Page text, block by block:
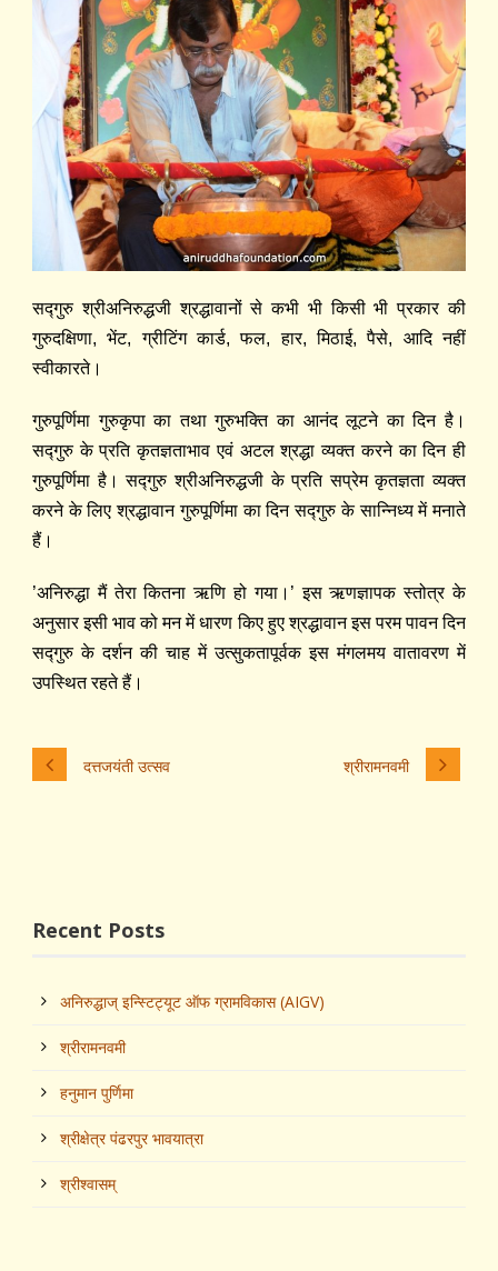
सद्‍गुरु श्रीअनिरुद्धजी श्रद्धावानों से कभी भी किसी भी प्रकार की
गुरुदक्षिणा, भेंट, ग्रीटिंग कार्ड, फल, हार, मिठाई, पैसे, आदि नहीं
स्वीकारते।
गुरुपूर्णिमा गुरुकृपा का तथा गुरुभक्ति का आनंद लूटने का दिन है।
सद्‍गुरु के प्रति कृतज्ञताभाव एवं अटल श्रद्धा व्यक्त करने का दिन ही
गुरुपूर्णिमा है। सद्‍गुरु श्रीअनिरुद्धजी के प्रति सप्रेम कृतज्ञता व्यक्त
करने के लिए श्रद्धावान गुरुपूर्णिमा का दिन सद्‍गुरु के सान्निध्य में मनाते
हैं।
’अनिरुद्धा मैं तेरा कितना ऋणि हो गया।’ इस ऋणज्ञापक स्तोत्र के
अनुसार इसी भाव को मन में धारण किए हुए श्रद्धावान इस परम पावन दिन
सद्‍गुरु के दर्शन की चाह में उत्सुकतापूर्वक इस मंगलमय वातावरण में
उपस्थित रहते हैं।
दत्तजयंती उत्सव श्रीरामनवमी
Recent Posts
अनिरुद्धाज्‌ इन्स्टिट्यूट ऑफ ग्रामविकास (AIGV)
श्रीरामनवमी
हनुमान पुर्णिमा
श्रीक्षेत्र पंढरपुर भावयात्रा
श्रीश्‍वासम्